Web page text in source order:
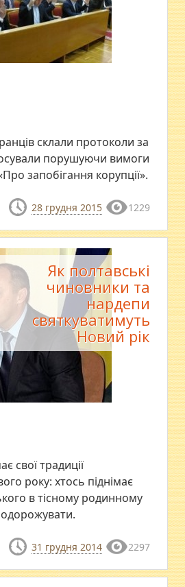
склали протоколи за
порушуючи вимоги
запобігання корупції».
28 грудня 2015 1229
Як полтавські
чиновники та
нардепи
святкуватимуть
Новий рік
свої традиції
року: хтось піднімає
в тісному родинному
31 грудня 2014 2297